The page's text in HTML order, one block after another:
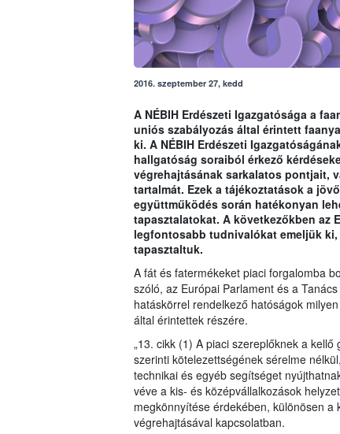
2016. szeptember 27, kedd
A NÉBIH Erdészeti Igazgatósága a
uniós szabályozás által érintett
ki. A NÉBIH Erdészeti
hallgatóság soraiból érkező
végrehajtásának sarkalatos pontjait,
tartalmát. Ezek a tájékoztatások a
együttműködés során hatékonyan
tapasztalatokat. A következőkben az
legfontosabb tudnivalókat emeljük
tapasztaltuk.
A fát és fatermékeket piaci forgalomba
szóló, az Európai Parlament és a
hatáskörrel rendelkező hatóságok
által érintettek részére.
„13. cikk (1) A piaci szereplőknek a
szerinti kötelezettségének sérelme
technikai és egyéb segítséget
véve a kis- és középvállalkozások
megkönnyítése érdekében, különösen
végrehajtásával kapcsolatban.